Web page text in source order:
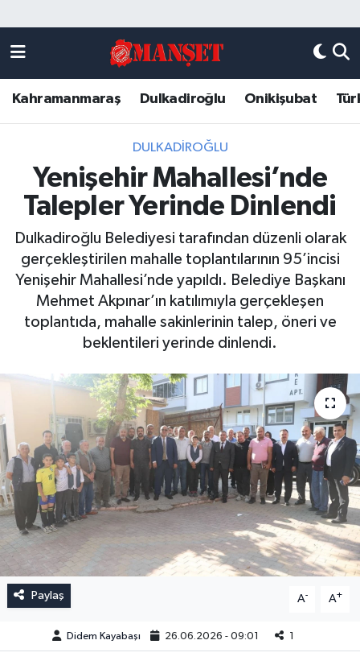
Kahramanmaraş Dulkadiroğlu Onikişubat
DULKADİROĞLU
Yenişehir Mahallesi’nde
Talepler Yerinde Dinlendi
Dulkadiroğlu Belediyesi tarafından düzenli olarak
gerçekleştirilen mahalle toplantılarının 95’incisi
Yenişehir Mahallesi’nde yapıldı. Belediye Başkanı
Mehmet Akpınar’ın katılımıyla gerçekleşen
toplantıda, mahalle sakinlerinin talep, öneri ve
beklentileri yerinde dinlendi.
Paylaş A- A+
Didem Kayabaşı 26.06.2026 - 09:01 1
DULKADİROĞLU
KAHRAMANMARAŞ
ONİKİŞUBAT
Künye
Kahramanmaraş Nöbetçi Eczaneler
Kahramanmaraş Hava Durumu
Kahramanmaraş Trafik Yoğunluk Haritası
Süper Lig Puan Durumu ve Fikstür
Son Dakika Haberleri
Haber Arşivi